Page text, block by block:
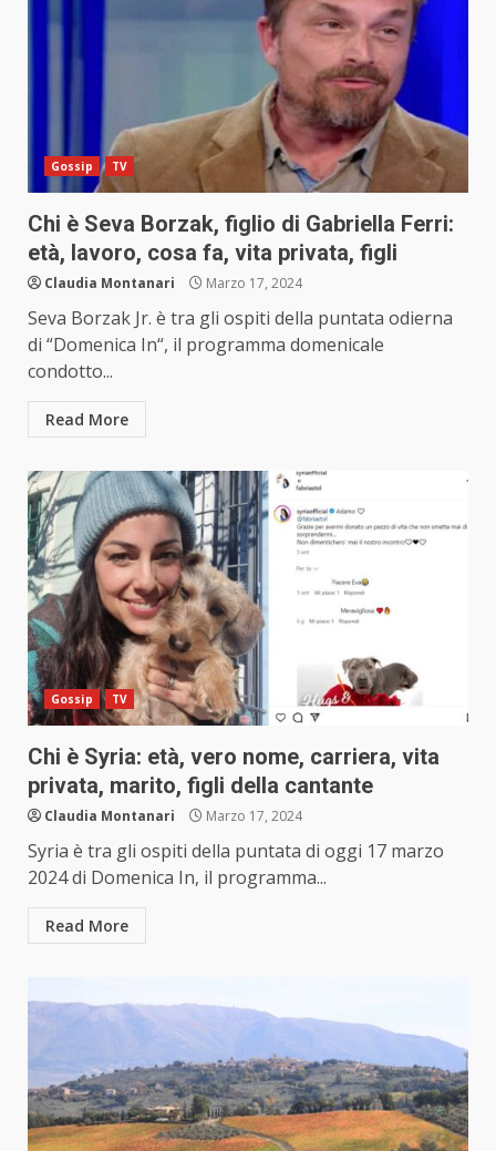
Gossip TV
Chi è Seva Borzak, figlio di Gabriella Ferri:
età, lavoro, cosa fa, vita privata, figli
Claudia Montanari Marzo 17, 2024
Seva Borzak Jr. è tra gli ospiti della puntata odierna
di “Domenica In“, il programma domenicale
condotto...
Read More
Gossip TV
Chi è Syria: età, vero nome, carriera, vita
privata, marito, figli della cantante
Claudia Montanari Marzo 17, 2024
Syria è tra gli ospiti della puntata di oggi 17 marzo
2024 di Domenica In, il programma...
Read More